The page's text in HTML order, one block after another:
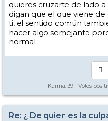
quieres cruzarte de lado
digan que el que viene
ti, el sentido común
hacer algo semejante
normal
Karma: 39 - Votos
Re: ¿ De quien es la